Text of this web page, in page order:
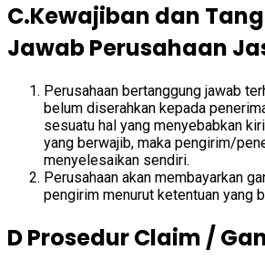
C.Kewajiban dan
Jawab Perusahaan
Perusahaan bertanggung jawab
belum diserahkan kepada
sesuatu hal yang menyebabkan
yang berwajib, maka pengirim/
menyelesaikan sendiri.
Perusahaan akan membayarkan
pengirim menurut ketentuan yang
D Prosedur Claim /